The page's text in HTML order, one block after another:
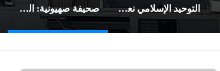
التوحيد الإسلامي نعت المناضل أوكاموتو.. وأشادت بعملية الضفة الغربية البطولية صحيفة صهيونية: الجيش “الإسرائيلي” في تأهب ذروة للحرب.. إيران قد تبادر